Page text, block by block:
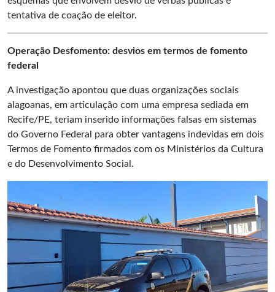
tentativa de coação de eleitor.
Operação Desfomento: desvios em termos de fomento
federal
A investigação apontou que duas organizações sociais
alagoanas, em articulação com uma empresa sediada em
Recife/PE, teriam inserido informações falsas em sistemas
do Governo Federal para obter vantagens indevidas em dois
Termos de Fomento firmados com os Ministérios da Cultura
e do Desenvolvimento Social.